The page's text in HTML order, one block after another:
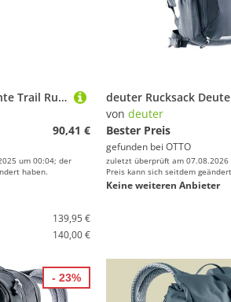
deuter Traick 5 leichte Trail Running Weste
90,41 €
um 00:04; der
haben.
139,95 €
140,00 €
von deuter
Bester Preis
gefunden bei OTTO
zuletzt überprüft am 07.08.2026
Preis kann sich seitdem
Keine weiteren Anbieter
- 23%